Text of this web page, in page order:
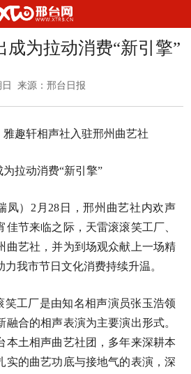
成为拉动消费“新引擎”
来源：邢台日报
趣轩相声社入驻邢州曲艺社
拉动消费“新引擎”
凤）2月28日，邢州曲艺社内欢声
节来临之际，天雷滚滚笑工厂、
曲艺社，并为到场观众献上一场精
我市节日文化消费持续升温。
笑工厂是由知名相声演员张玉浩领
合的相声表演为主要演出形式。
本土相声曲艺社团，多年来深耕本
实的曲艺功底与接地气的表演，深